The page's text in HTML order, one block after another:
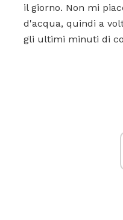
il giorno. Non mi
d'acqua, quindi a
gli ultimi minuti di